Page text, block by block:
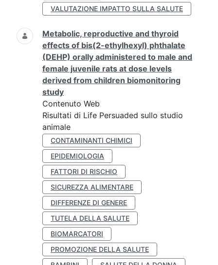
VALUTAZIONE IMPATTO SULLA SALUTE
Metabolic, reproductive and thyroid
effects of bis(2-ethylhexyl) phthalate
(DEHP) orally administered to male and
female juvenile rats at dose levels
derived from children biomonitoring
study
Contenuto Web
Risultati di Life Persuaded sullo studio
animale
CONTAMINANTI CHIMICI
EPIDEMIOLOGIA
FATTORI DI RISCHIO
SICUREZZA ALIMENTARE
DIFFERENZE DI GENERE
TUTELA DELLA SALUTE
BIOMARCATORI
PROMOZIONE DELLA SALUTE